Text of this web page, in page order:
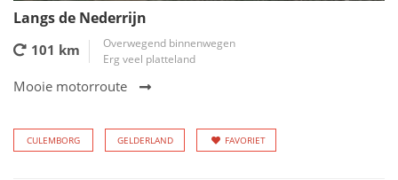
Langs de Nederrijn
101 km
Overwegend binnenwegen
Erg veel platteland
Mooie motorroute
CULEMBORG GELDERLAND FAVORIET